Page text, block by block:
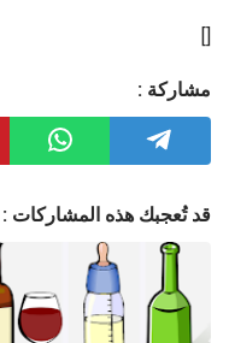
[]
مشاركة :
قد تُعجبك هذه المشاركات :